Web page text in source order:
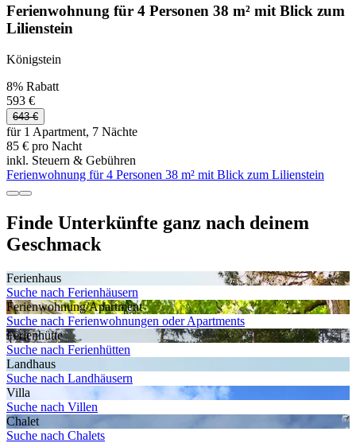
Ferienwohnung für 4 Personen 38 m² mit Blick zum
Lilienstein
Königstein
8% Rabatt
593 €
643 €
für 1 Apartment, 7 Nächte
85 € pro Nacht
inkl. Steuern & Gebühren
Ferienwohnung für 4 Personen 38 m² mit Blick zum Lilienstein
Finde Unterkünfte ganz nach deinem
Geschmack
Ferienhaus
Suche nach Ferienhäusern
Ferienwohnung/Apartment
Suche nach Ferienwohnungen oder Apartments
Ferienhütte
Suche nach Ferienhütten
Landhaus
Suche nach Landhäusern
Villa
Suche nach Villen
Chalet
Suche nach Chalets